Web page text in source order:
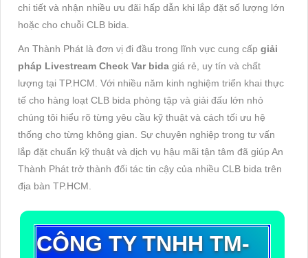
chi tiết và nhận nhiều ưu đãi hấp dẫn khi lắp đặt số lượng lớn
hoặc cho chuỗi CLB bida.
An Thành Phát là đơn vị đi đầu trong lĩnh vực cung cấp giải
pháp Livestream Check Var bida giá rẻ, uy tín và chất
lượng tại TP.HCM. Với nhiều năm kinh nghiệm triển khai thực
tế cho hàng loạt CLB bida phòng tập và giải đấu lớn nhỏ
chúng tôi hiểu rõ từng yêu cầu kỹ thuật và cách tối ưu hệ
thống cho từng không gian. Sự chuyên nghiệp trong tư vấn
lắp đặt chuẩn kỹ thuật và dịch vụ hậu mãi tận tâm đã giúp An
Thành Phát trở thành đối tác tin cậy của nhiều CLB bida trên
địa bàn TP.HCM.
CÔNG TY TNHH TM-